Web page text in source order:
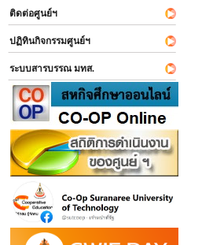
ติดต่อศูนย์ฯ
ปฏิทินกิจกรรมศูนย์ฯ
ระบบสารบรรณ มทส.